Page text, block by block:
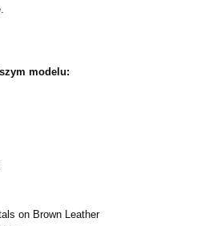
modelu:
on Brown Leather